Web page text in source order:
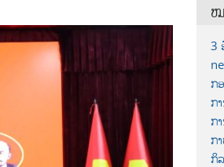
3
ກ
ກ
ກ
ກ
ກິ